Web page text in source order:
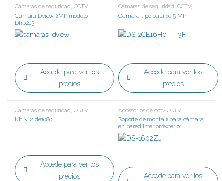
Cámaras de seguridad, CCTV,
Tecnología HD
Cámara Dview 2MP módelo
Dhp213
Accede para ver los
precios
Cámaras de seguridad, CCTV,
Tecnología HD
Cámara tipo bala de 5 MP
Accede para ver los
precios
Cámaras de seguridad CCTV,
Tecnología HD
Kit N°2 de1080
Accede para ver los
precios
Accesorios de cctv,CCTV
Soporte de montaje para cámara
en pared interior/exterior
Accede para ver los